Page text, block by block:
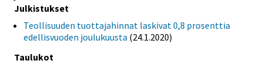
Julkistukset
Teollisuuden tuottajahinnat laskivat 0,8 prosenttia
edellisvuoden joulukuusta (24.1.2020)
Taulukot